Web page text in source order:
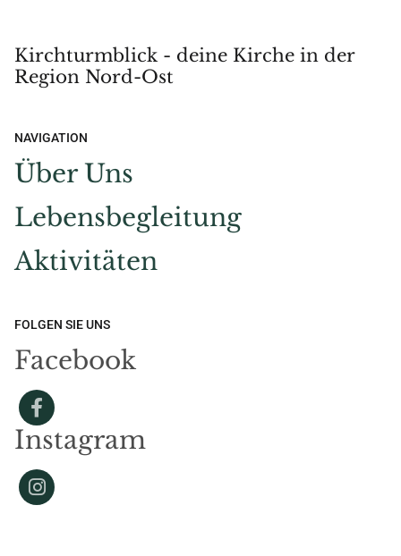
Kirchturmblick - deine Kirche in der
Region Nord-Ost
NAVIGATION
Über Uns
Lebensbegleitung
Aktivitäten
FOLGEN SIE UNS
Facebook
Instagram